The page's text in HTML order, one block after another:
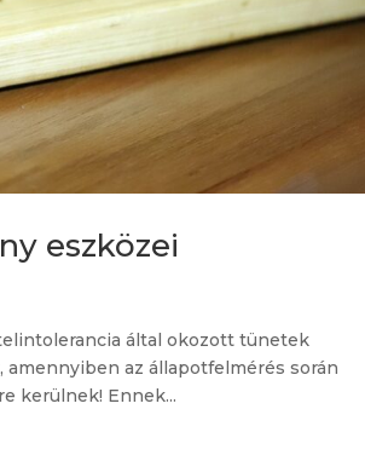
eszközei
által okozott tünetek
az állapotfelmérés során
kerülnek! Ennek...